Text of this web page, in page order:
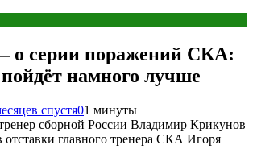
о серии поражений СКА:
намного лучше
спустя01 минуты
сборной России Владимир Крикунов
отставки главного тренера СКА Игоря